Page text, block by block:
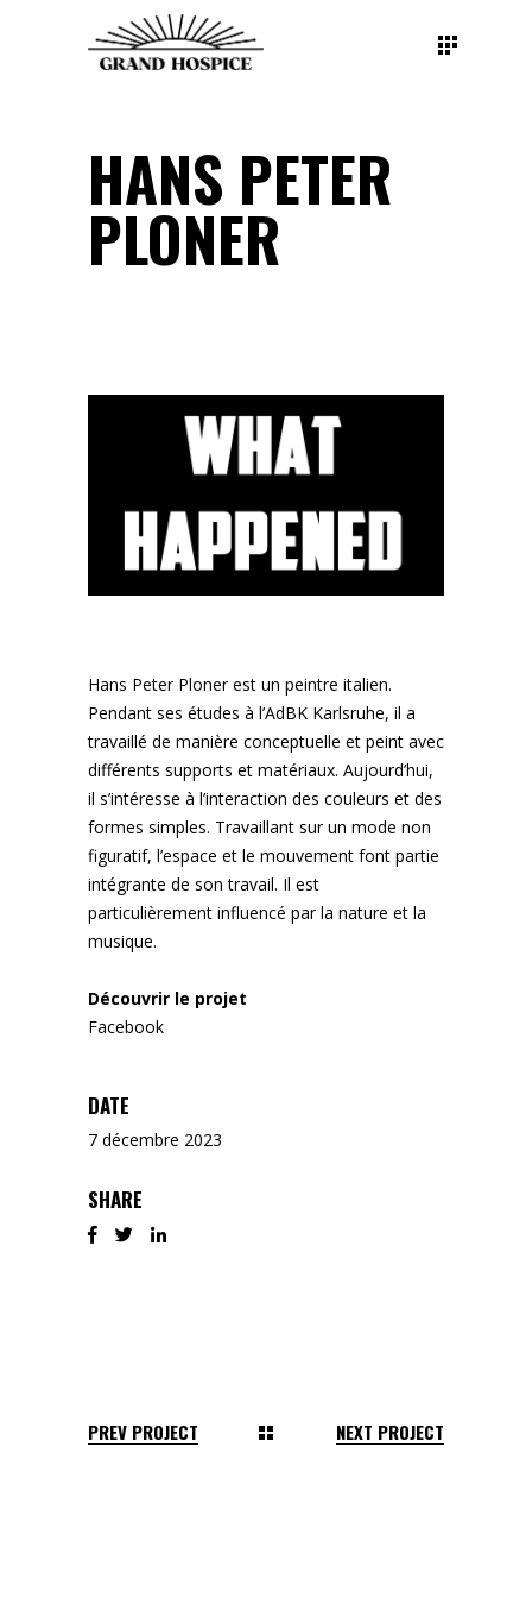
HANS PETER
PLONER
Hans Peter Ploner est un peintre italien.
Pendant ses études à l’AdBK Karlsruhe, il a
travaillé de manière conceptuelle et peint avec
différents supports et matériaux. Aujourd’hui,
il s’intéresse à l’interaction des couleurs et des
formes simples. Travaillant sur un mode non
figuratif, l’espace et le mouvement font partie
intégrante de son travail. Il est
particulièrement influencé par la nature et la
musique.
Découvrir le projet
Facebook
DATE
7 décembre 2023
SHARE
PREV PROJECT NEXT PROJECT